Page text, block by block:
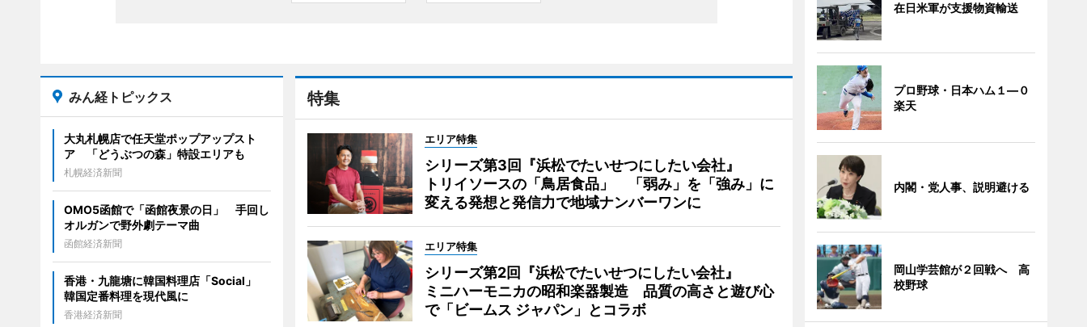
特集
エリア特集
シリーズ第3回『浜松でたいせつにしたい会社』
トリイソースの「鳥居食品」 「弱み」を「強み」に
変える発想と発信力で地域ナンバーワンに
エリア特集
シリーズ第2回『浜松でたいせつにしたい会社』
ミニハーモニカの昭和楽器製造 品質の高さと遊び心
で「ビームス ジャパン」とコラボ
みん経トピックス
大丸札幌店で任天堂ポップアップスト
ア 「どうぶつの森」特設エリアも
札幌経済新聞
OMO5函館で「函館夜景の日」 手回し
オルガンで野外劇テーマ曲
函館経済新聞
香港・九龍塘に韓国料理店「Social」
韓国定番料理を現代風に
香港経済新聞
在日米軍が支援物資輸送
プロ野球・日本ハム１―０
楽天
内閣・党人事、説明避ける
岡山学芸館が２回戦へ 高
校野球